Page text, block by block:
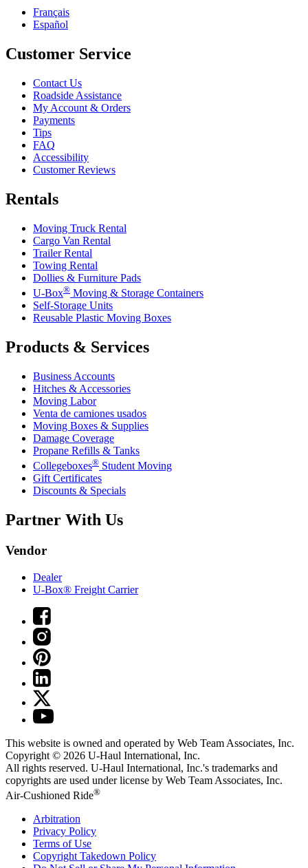
Français
Español
Customer Service
Contact Us
Roadside Assistance
My Account & Orders
Payments
Tips
FAQ
Accessibility
Customer Reviews
Rentals
Moving Truck Rental
Cargo Van Rental
Trailer Rental
Towing Rental
Dollies & Furniture Pads
U-Box® Moving & Storage Containers
Self-Storage Units
Reusable Plastic Moving Boxes
Products & Services
Business Accounts
Hitches & Accessories
Moving Labor
Venta de camiones usados
Moving Boxes & Supplies
Damage Coverage
Propane Refills & Tanks
Collegeboxes® Student Moving
Gift Certificates
Discounts & Specials
Partner With Us
Vendor
Dealer
U-Box® Freight Carrier
This website is owned and operated by Web Team Associates, Inc.
Copyright © 2026 U-Haul International, Inc.
All rights reserved. U-Haul International, Inc.'s trademarks and
copyrights are used under license by Web Team Associates, Inc.
Air-Cushioned Ride®
Arbitration
Privacy Policy
Terms of Use
Copyright Takedown Policy